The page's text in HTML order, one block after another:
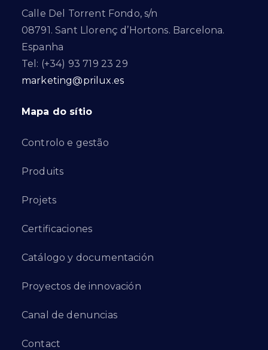
Calle Del Torrent Fondo, s/n
08791. Sant Llorenç d’Hortons. Barcelona.
Espanha
Tel: (+34) 93 719 23 29
marketing@prilux.es
Mapa do sítio
Controlo e gestão
Produits
Projets
Certificaciones
Catálogo y documentación
Proyectos de innovación
Canal de denuncias
Contact